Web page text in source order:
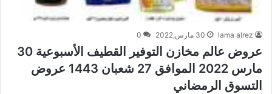
lama alrez 30 مارس,2022 0
عروض عالم مخازن التوفير القطيف الأسبوعية 30
مارس 2022 الموافق 27 شعبان 1443 عروض
التسوق الرمضاني